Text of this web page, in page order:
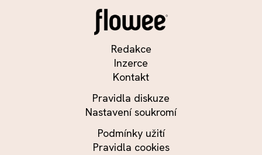
Redakce
Inzerce
Kontakt
Pravidla diskuze
Nastavení soukromí
Podmínky užití
Pravidla cookies